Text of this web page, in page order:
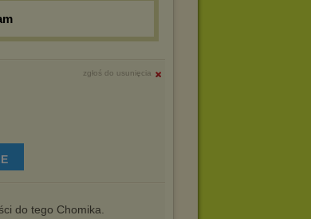
zgłoś do usunięcia
do tego Chomika.